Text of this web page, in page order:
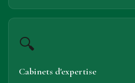
🔍
Cabinets d'expertise